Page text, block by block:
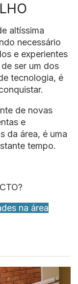
altíssima
necessário
e experientes
ser um dos
tecnologia, é
de novas
e
da área, é uma
tempo.
na área